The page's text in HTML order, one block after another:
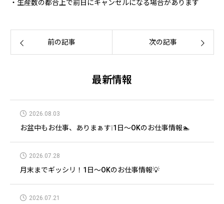
・生産数の都合上で前日にキャンセルになる場合があります
前の記事 次の記事
最新情報
2026.08.03
お盆中もお仕事、ありまぁす❕1日～OKのお仕事情報🏊
2026.07.28
月末までギッシリ！1日～OKのお仕事情報💡
2026.07.21